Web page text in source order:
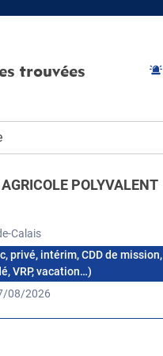
trouvées
POLYVALENT
Calais
privé, intérim, CDD de mission,
VRP, vacation…)
08/2026